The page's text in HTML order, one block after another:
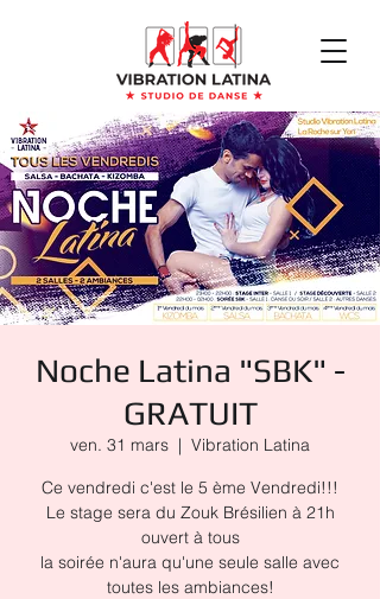
Noche Latina "SBK" -
GRATUIT
ven. 31 mars
  |
Vibration Latina
Ce vendredi c'est le 5 ème Vendredi!!!
Le stage sera du Zouk Brésilien à 21h
ouvert à tous
la soirée n'aura qu'une seule salle avec
toutes les ambiances!